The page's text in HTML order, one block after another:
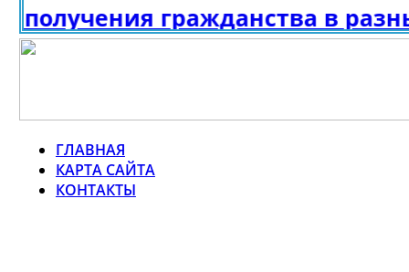
гражданства в
ГЛАВНАЯ
КАРТА САЙТА
КОНТАКТЫ